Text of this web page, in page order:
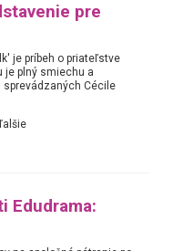
pre
je príbeh o priateľstve
je plný smiechu a
Cécile
Edudrama: